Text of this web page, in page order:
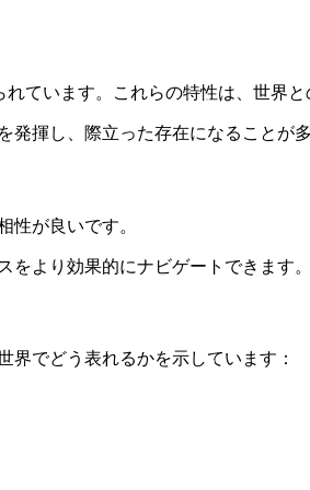
ています。これらの特性は、世界
揮し、際立った存在になることが多
性が良いです。
より効果的にナビゲートできます。
でどう表れるかを示しています：